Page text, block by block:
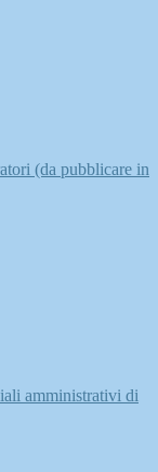
(da pubblicare in
amministrativi di